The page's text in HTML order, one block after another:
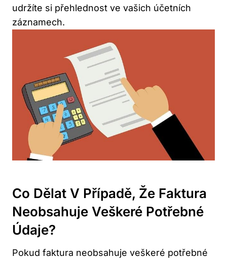
udržíte si přehlednost ve vašich účetních
záznamech.
Co Dělat V Případě, Že Faktura
Neobsahuje Veškeré Potřebné
Údaje?
Pokud faktura neobsahuje veškeré potřebné